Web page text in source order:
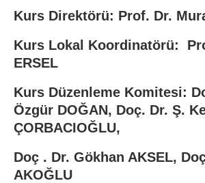
Kurs Direktörü: Prof. Dr.
Kurs Lokal Koordinatörü:
ERSEL
Kurs Düzenleme Komitesi:
Özgür DOĞAN, Doç. Dr. Ş.
ÇORBACIOĞLU,
Doç . Dr. Gökhan AKSEL,
AKOĞLU